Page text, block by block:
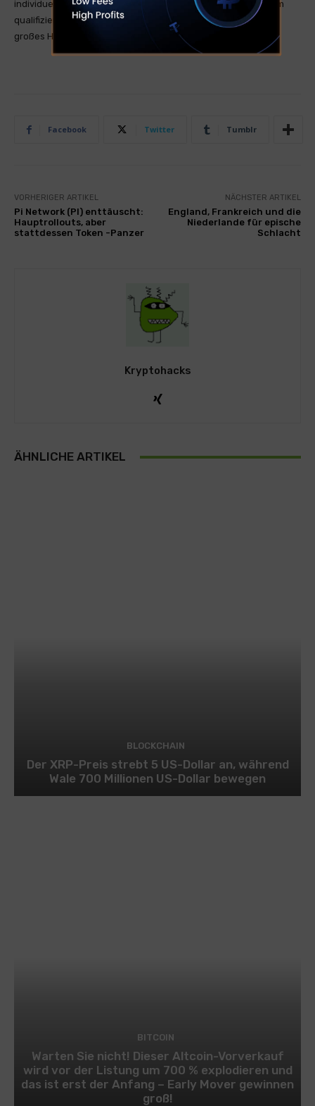
individuelle Situation benötigen, sollten Sie den Rat von einem
qualifizierten Finanzberater einholen. Kryptohandel hat ein
großes Handelsrisiko was zum Totalverlust führen kann.
Facebook Twitter Tumblr
VORHERIGER ARTIKEL
Pi Network (PI) enttäuscht:
Hauptrollouts, aber
stattdessen Token -Panzer
NÄCHSTER ARTIKEL
England, Frankreich und die
Niederlande für epische
Schlacht
Kryptohacks
ÄHNLICHE ARTIKEL
BLOCKCHAIN
Der XRP-Preis strebt 5 US-Dollar an, während
Wale 700 Millionen US-Dollar bewegen
BITCOIN
Warten Sie nicht! Dieser Altcoin-Vorverkauf
wird vor der Listung um 700 % explodieren und
das ist erst der Anfang – Early Mover gewinnen
groß!